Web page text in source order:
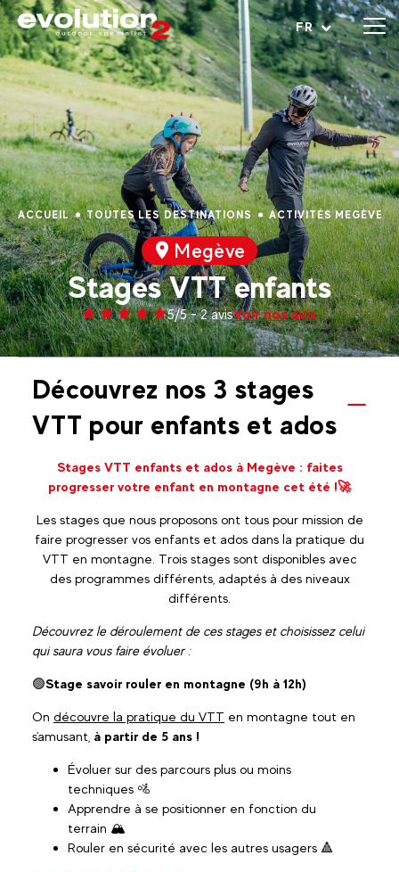
FR
Ouvrir le menu
ACCUEIL TOUTES LES DESTINATIONS ACTIVITÉS MEGÈVE
Megève
Stages VTT enfants
5/5 - 2 avisVoir nos avis
Découvrez nos 3 stages
VTT pour enfants et ados
Stages VTT enfants et ados à Megève : faites
progresser votre enfant en montagne cet été !🚀
Les stages que nous proposons ont tous pour mission de
faire progresser vos enfants et ados dans la pratique du
VTT en montagne. Trois stages sont disponibles avec
des programmes différents, adaptés à des niveaux
différents.
Découvrez le déroulement de ces stages et choisissez celui
qui saura vous faire évoluer :
🟢Stage savoir rouler en montagne (9h à 12h)
On découvre la pratique du VTT en montagne tout en
s'amusant, à partir de 5 ans !
Évoluer sur des parcours plus ou moins
techniques 🚵
Apprendre à se positionner en fonction du
terrain 🏔️
Rouler en sécurité avec les autres usagers 🔺